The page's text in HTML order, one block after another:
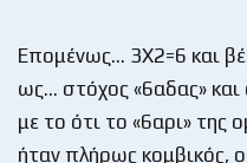
Επομένως… 3Χ2=6 και
ως… στόχος «6αδας»
με το ότι το «6αρι» της
ήταν πλήρως κομβικός,